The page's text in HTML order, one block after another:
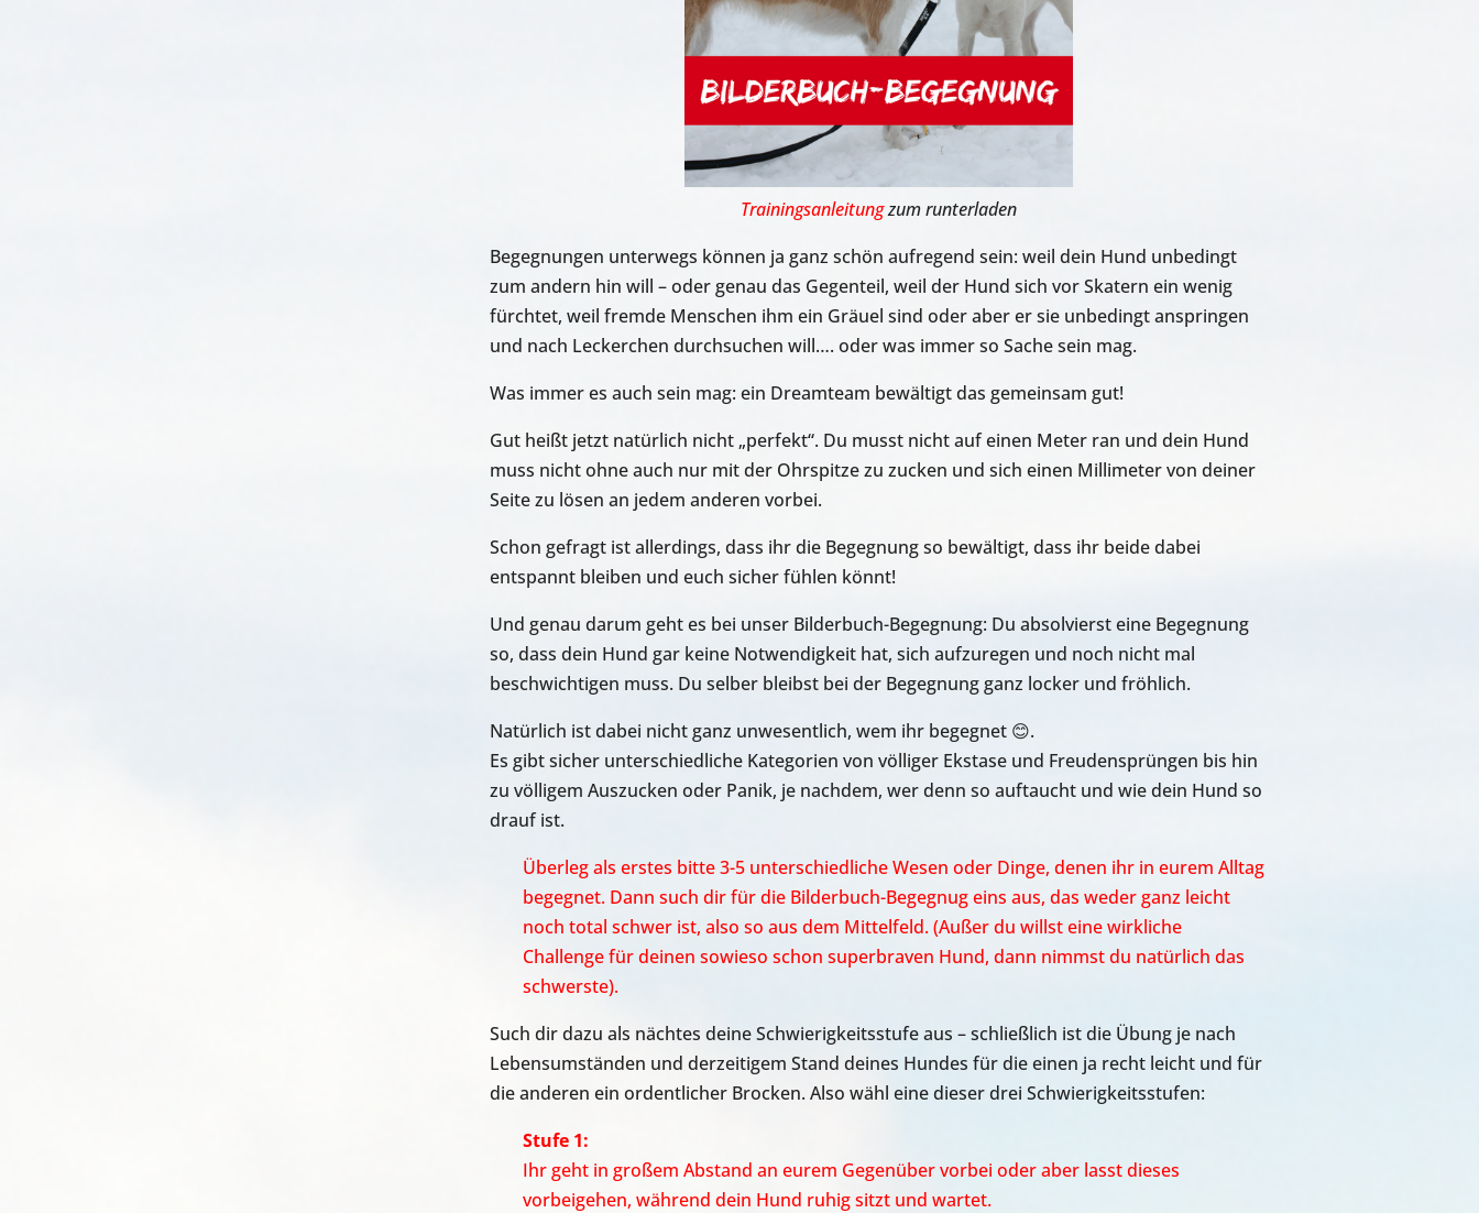
Trainingsanleitungzum runterladen
Begegnungen unterwegs können ja ganz schön aufregend sein: weil dein Hund unbedingt
zum andern hin will – oder genau das Gegenteil, weil der Hund sich vor Skatern ein wenig
fürchtet, weil fremde Menschen ihm ein Gräuel sind oder aber er sie unbedingt anspringen
und nach Leckerchen durchsuchen will…. oder was immer so Sache sein mag.
Was immer es auch sein mag: ein Dreamteam bewältigt das gemeinsam gut!
Gut heißt jetzt natürlich nicht „perfekt“. Du musst nicht auf einen Meter ran und dein Hund
muss nicht ohne auch nur mit der Ohrspitze zu zucken und sich einen Millimeter von deiner
Seite zu lösen an jedem anderen vorbei.
Schon gefragt ist allerdings, dass ihr die Begegnung so bewältigt, dass ihr beide dabei
entspannt bleiben und euch sicher fühlen könnt!
Und genau darum geht es bei unser Bilderbuch-Begegnung: Du absolvierst eine Begegnung
so, dass dein Hund gar keine Notwendigkeit hat, sich aufzuregen und noch nicht mal
beschwichtigen muss. Du selber bleibst bei der Begegnung ganz locker und fröhlich.
Natürlich ist dabei nicht ganz unwesentlich, wem ihr begegnet 😊.
Es gibt sicher unterschiedliche Kategorien von völliger Ekstase und Freudensprüngen bis hin
zu völligem Auszucken oder Panik, je nachdem, wer denn so auftaucht und wie dein Hund so
drauf ist.
Überleg als erstes bitte 3-5 unterschiedliche Wesen oder Dinge, denen ihr in eurem Alltag
begegnet. Dann such dir für die Bilderbuch-Begegnug eins aus, das weder ganz leicht
noch total schwer ist, also so aus dem Mittelfeld. (Außer du willst eine wirkliche
Challenge für deinen sowieso schon superbraven Hund, dann nimmst du natürlich das
schwerste).
Such dir dazu als nächtes deine Schwierigkeitsstufe aus – schließlich ist die Übung je nach
Lebensumständen und derzeitigem Stand deines Hundes für die einen ja recht leicht und für
die anderen ein ordentlicher Brocken. Also wähl eine dieser drei Schwierigkeitsstufen:
Stufe 1:
Ihr geht in großem Abstand an eurem Gegenüber vorbei oder aber lasst dieses
vorbeigehen, während dein Hund ruhig sitzt und wartet.